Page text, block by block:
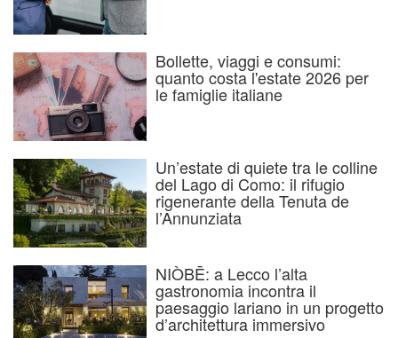
Bollette, viaggi e consumi:
quanto costa l'estate 2026 per
le famiglie italiane
Un’estate di quiete tra le colline
del Lago di Como: il rifugio
rigenerante della Tenuta de
l’Annunziata
NIÒBĒ: a Lecco l’alta
gastronomia incontra il
paesaggio lariano in un progetto
d’architettura immersivo